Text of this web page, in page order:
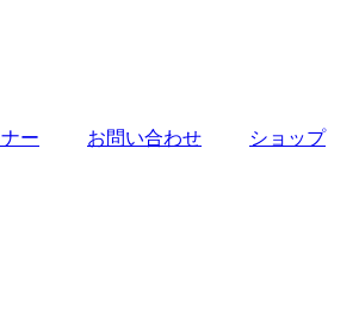
ー お問い合わせ ショップ